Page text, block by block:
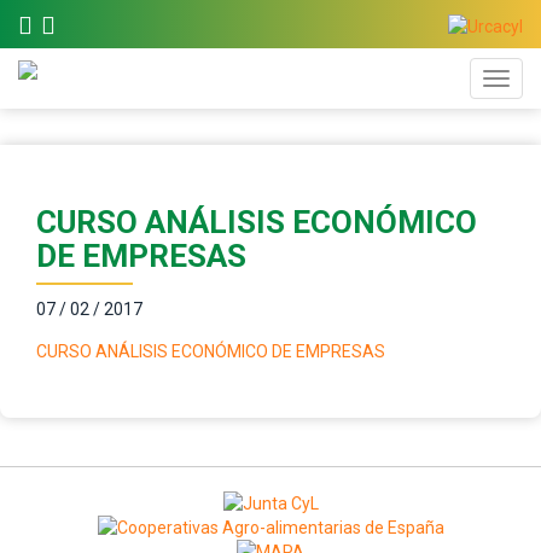
CURSO ANÁLISIS ECONÓMICO
DE EMPRESAS
07 / 02 / 2017
CURSO ANÁLISIS ECONÓMICO DE EMPRESAS